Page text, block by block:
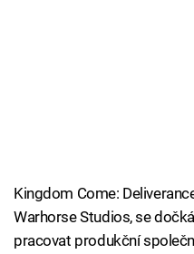
Kingdom Come:
Warhorse Studios, se
pracovat produkční